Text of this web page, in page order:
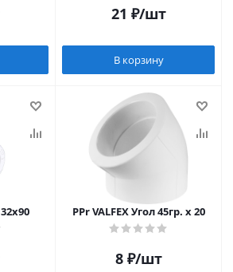
21 ₽/шт
В корзину
PPr VALFEX Угол 45гр. x 20
8₽/шт